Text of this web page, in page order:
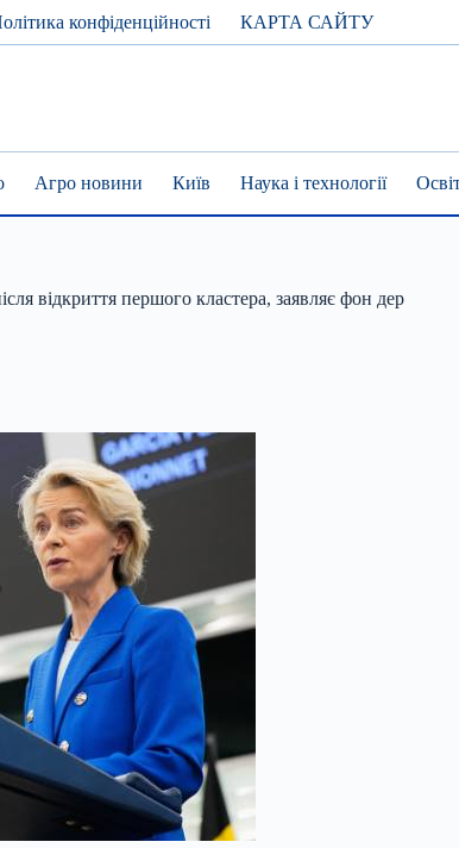
конфіденційності КАРТА САЙТУ
Агро новини Київ Наука і технології
відкриття першого кластера, заявляє фон дер